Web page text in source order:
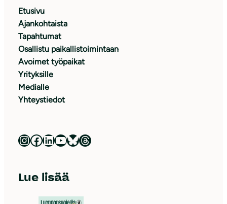
Etusivu
Ajankohtaista
Tapahtumat
Osallistu paikallistoimintaan
Avoimet työpaikat
Yrityksille
Medialle
Yhteystiedot
Luonnonsuojeluliitto Instagramissa Luonnonsuojeluliitto Facebookissa Luonnonsuojeluliitto LinkedInissä Luonnonsuojeluliiton YouTube-kanava Luonnonsuojeluliitto Blueskyssa Luonnonsuojeluliitto Threadsissa
Lue lisää